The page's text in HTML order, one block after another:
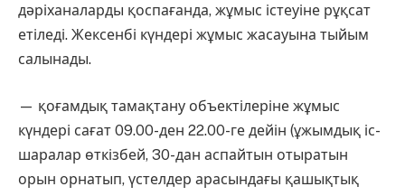
дәріханаларды қоспағанда, жұмыс істеуіне рұқсат
етіледі. Жексенбі күндері жұмыс жасауына тыйым
салынады.
— қоғамдық тамақтану объектілеріне жұмыс
күндері сағат 09.00-ден 22.00-ге дейін (ұжымдық іс-
шаралар өткізбей, 30-дан аспайтын отыратын
орын орнатып, үстелдер арасындағы қашықтық